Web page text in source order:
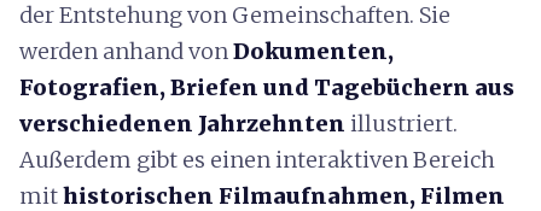
der Entstehung von Gemeinschaften. Sie
werden anhand vonDokumenten,
Fotografien, Briefen und Tagebüchern aus
verschiedenen Jahrzehnten illustriert.
Außerdem gibt es einen interaktiven Bereich
mithistorischen Filmaufnahmen, Filmen